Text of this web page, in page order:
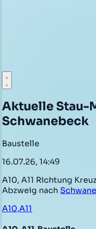
Aktuelle Stau-
Schwanebeck
Baustelle
16.07.26, 14:49
A10, A11 Richtung
Abzweig nach
A10,A11